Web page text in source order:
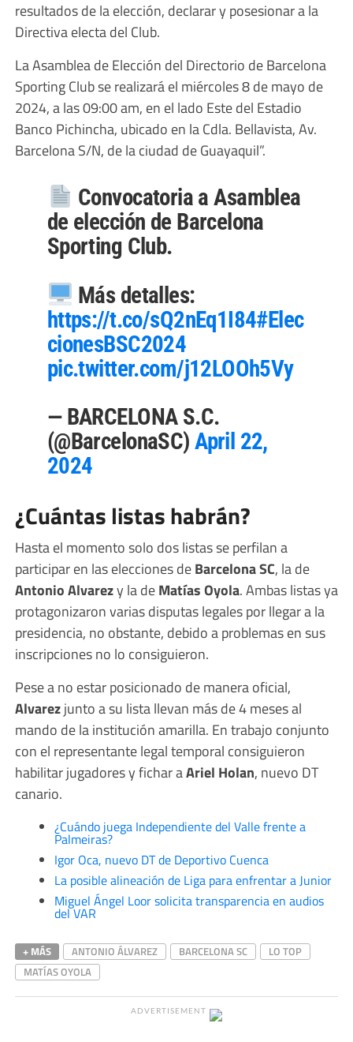
resultados de la elección, declarar y posesionar a la
Directiva electa del Club.
La Asamblea de Elección del Directorio de Barcelona
Sporting Club se realizará el miércoles 8 de mayo de
2024, a las 09:00 am, en el lado Este del Estadio
Banco Pichincha, ubicado en la Cdla. Bellavista, Av.
Barcelona S/N, de la ciudad de Guayaquil”.
Convocatoria a Asamblea
de elección de Barcelona
Sporting Club.
Más detalles:
https://t.co/sQ2nEq1I84#Elec
cionesBSC2024
pic.twitter.com/j12LOOh5Vy
— BARCELONA S.C.
(@BarcelonaSC)April 22,
2024
¿Cuántas listas habrán?
Hasta el momento solo dos listas se perfilan a
participar en las elecciones deBarcelona SC, la de
Antonio Alvarezy la deMatías Oyola. Ambas listas ya
protagonizaron varias disputas legales por llegar a la
presidencia, no obstante, debido a problemas en sus
inscripciones no lo consiguieron.
Pese a no estar posicionado de manera oficial,
Alvarezjunto a su lista llevan más de 4 meses al
mando de la institución amarilla. En trabajo conjunto
con el representante legal temporal consiguieron
habilitar jugadores y fichar aAriel Holan, nuevo DT
canario.
¿Cuándo juega Independiente del Valle frente a
Palmeiras?
Igor Oca, nuevo DT de Deportivo Cuenca
La posible alineación de Liga para enfrentar a Junior
Miguel Ángel Loor solicita transparencia en audios
del VAR
+ MÁS ANTONIO ÁLVAREZ BARCELONA SC
LO TOP
MATÍAS OYOLA
ADVERTISEMENT